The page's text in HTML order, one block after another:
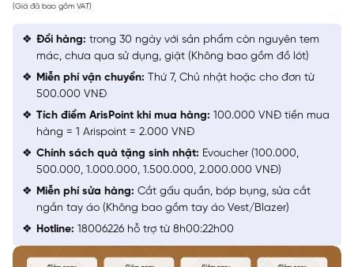
(Giá đã bao gồm VAT)
Đổi hàng: trong 30 ngày với sản phẩm còn nguyên tem
mác, chưa qua sử dụng, giặt (Không bao gồm đồ lót)
Miễn phí vận chuyển: Thứ 7, Chủ nhật hoặc cho đơn từ
500.000 VNĐ
Tích điểm ArisPoint khi mua hàng: 100.000 VNĐ tiền mua
hàng = 1 Arispoint = 2.000 VNĐ
Chính sách quà tặng sinh nhật: Evoucher (100.000,
500.000, 1.000.000, 1.500.000, 2.000.000 VNĐ)
Miễn phí sửa hàng: Cắt gấu quần, bóp bụng, sửa cắt
ngắn tay áo (Không bao gồm tay áo Vest/Blazer)
Hotline: 18006226 hỗ trợ từ 8h00:22h00